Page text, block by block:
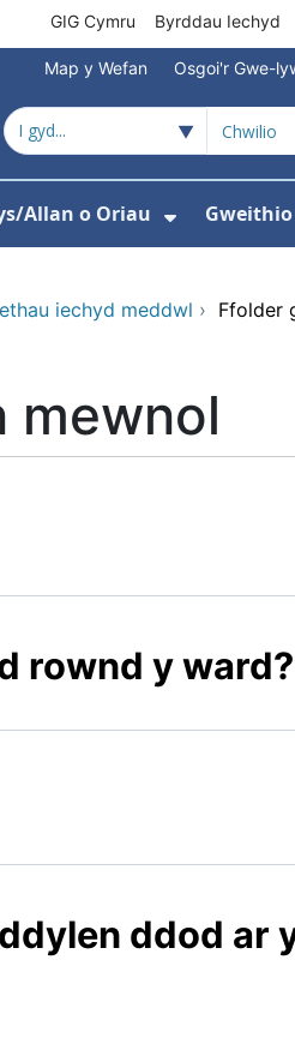
GIG Cymru Byrddau Iechyd
Map y Wefan Osgoi'r Gwe-
Allan o Oriau
iechyd meddwl › Ffolder
mewnol
rownd y ward?
ddod ar